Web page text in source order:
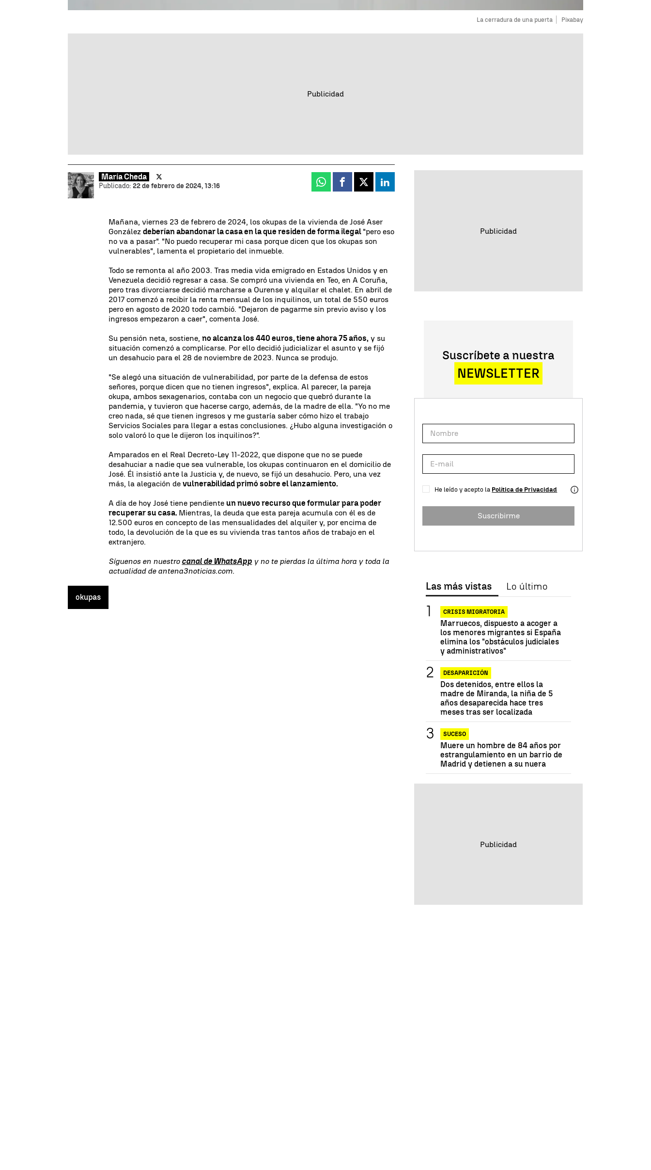
La cerradura de una puerta Pixabay
María Cheda
Publicado: 22 de febrero de 2024, 13:16 Whatsapp
Facebook
X Linkedin
Mañana, viernes 23 de febrero de 2024, los okupas de la vivienda de José Aser
Gonzálezdeberían abandonar la casa en la que residen de forma ilegal "pero eso
no va a pasar". "No puedo recuperar mi casa porque dicen que los okupas son
vulnerables", lamenta el propietario del inmueble.
Todo se remonta al año 2003. Tras media vida emigrado en Estados Unidos y en
Venezuela decidió regresar a casa. Se compró una vivienda en Teo, en A Coruña,
pero tras divorciarse decidió marcharse a Ourense y alquilar el chalet. En abril de
2017 comenzó a recibir la renta mensual de los inquilinos, un total de 550 euros
pero en agosto de 2020 todo cambió. "Dejaron de pagarme sin previo aviso y los
ingresos empezaron a caer", comenta José.
Su pensión neta, sostiene,no alcanza los 440 euros, tiene ahora 75 años, y su
situación comenzó a complicarse. Por ello decidió judicializar el asunto y se fijó
un desahucio para el 28 de noviembre de 2023. Nunca se produjo.
"Se alegó una situación de vulnerabilidad, por parte de la defensa de estos
señores, porque dicen que no tienen ingresos", explica. Al parecer, la pareja
okupa, ambos sexagenarios, contaba con un negocio que quebró durante la
pandemia, y tuvieron que hacerse cargo, además, de la madre de ella. "Yo no me
creo nada, sé que tienen ingresos y me gustaría saber cómo hizo el trabajo
Servicios Sociales para llegar a estas conclusiones. ¿Hubo alguna investigación o
solo valoró lo que le dijeron los inquilinos?".
Amparados en el Real Decreto-Ley 11-2022, que dispone que no se puede
desahuciar a nadie que sea vulnerable, los okupas continuaron en el domicilio de
José. Él insistió ante la Justicia y, de nuevo, se fijó un desahucio. Pero, una vez
más, la alegación devulnerabilidad primó sobre el lanzamiento.
A día de hoy José tiene pendiente un nuevo recurso que formular para poder
recuperar su casa. Mientras, la deuda que esta pareja acumula con él es de
12.500 euros en concepto de las mensualidades del alquiler y, por encima de
todo, la devolución de la que es su vivienda tras tantos años de trabajo en el
extranjero.
Síguenos en nuestro canal de WhatsApp y no te pierdas la última hora y toda la
actualidad de antena3noticias.com.
okupas
Suscríbete a nuestra
NEWSLETTER
He leído y acepto la Política de Privacidad
Suscribirme
Las más vistas Lo último
CRISIS MIGRATORIA
Marruecos, dispuesto a acoger a
los menores migrantes si España
elimina los "obstáculos judiciales
y administrativos"
DESAPARICIÓN
Dos detenidos, entre ellos la
madre de Miranda, la niña de 5
años desaparecida hace tres
meses tras ser localizada
SUCESO
Muere un hombre de 84 años por
estrangulamiento en un barrio de
Madrid y detienen a su nuera